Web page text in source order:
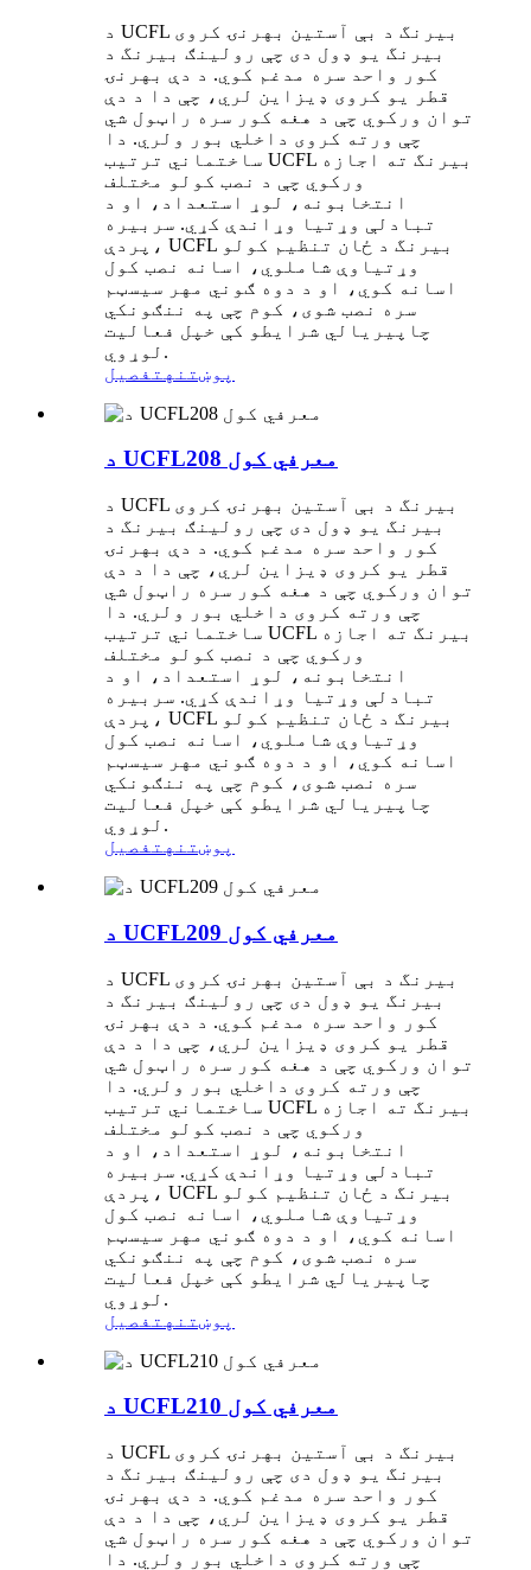
د UCFL بیرنگ د بې آستین بهرنۍ کروی
بیرنگ یو ډول دی چې رولینګ بیرنگ د
کور واحد سره مدغم کوي. د دې بهرنۍ
قطر یو کروی ډیزاین لري، چې دا د دې
توان ورکوي چې د هغه کور سره راټول شي
چې ورته کروی داخلي بور ولري. دا
ساختماني ترتیب UCFL بیرنگ ته اجازه
ورکوي چې د نصب کولو مختلف
انتخابونه، لوړ استعداد، او د
تبادلې وړتیا وړاندې کړي. سربیره
پردې، UCFL بیرنگ د ځان تنظیم کولو
وړتیاوې شاملوي، اسانه نصب کول
اسانه کوي، او د دوه ګوني مهر سیسټم
سره نصب شوی، کوم چې په ننګونکي
چاپیریالي شرایطو کې خپل فعالیت
لوړوي.
پوښتنه تفصیل
د UCFL208 معرفي کول
د UCFL بیرنگ د بې آستین بهرنۍ کروی
بیرنگ یو ډول دی چې رولینګ بیرنگ د
کور واحد سره مدغم کوي. د دې بهرنۍ
قطر یو کروی ډیزاین لري، چې دا د دې
توان ورکوي چې د هغه کور سره راټول شي
چې ورته کروی داخلي بور ولري. دا
ساختماني ترتیب UCFL بیرنگ ته اجازه
ورکوي چې د نصب کولو مختلف
انتخابونه، لوړ استعداد، او د
تبادلې وړتیا وړاندې کړي. سربیره
پردې، UCFL بیرنگ د ځان تنظیم کولو
وړتیاوې شاملوي، اسانه نصب کول
اسانه کوي، او د دوه ګوني مهر سیسټم
سره نصب شوی، کوم چې په ننګونکي
چاپیریالي شرایطو کې خپل فعالیت
لوړوي.
پوښتنه تفصیل
د UCFL209 معرفي کول
د UCFL بیرنگ د بې آستین بهرنۍ کروی
بیرنگ یو ډول دی چې رولینګ بیرنگ د
کور واحد سره مدغم کوي. د دې بهرنۍ
قطر یو کروی ډیزاین لري، چې دا د دې
توان ورکوي چې د هغه کور سره راټول شي
چې ورته کروی داخلي بور ولري. دا
ساختماني ترتیب UCFL بیرنگ ته اجازه
ورکوي چې د نصب کولو مختلف
انتخابونه، لوړ استعداد، او د
تبادلې وړتیا وړاندې کړي. سربیره
پردې، UCFL بیرنگ د ځان تنظیم کولو
وړتیاوې شاملوي، اسانه نصب کول
اسانه کوي، او د دوه ګوني مهر سیسټم
سره نصب شوی، کوم چې په ننګونکي
چاپیریالي شرایطو کې خپل فعالیت
لوړوي.
پوښتنه تفصیل
د UCFL210 معرفي کول
د UCFL بیرنگ د بې آستین بهرنۍ کروی
بیرنگ یو ډول دی چې رولینګ بیرنگ د
کور واحد سره مدغم کوي. د دې بهرنۍ
قطر یو کروی ډیزاین لري، چې دا د دې
توان ورکوي چې د هغه کور سره راټول شي
چې ورته کروی داخلي بور ولري. دا